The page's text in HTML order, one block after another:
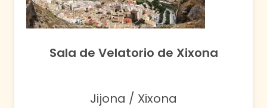
Sala de Velatorio de Xixona
Jijona / Xixona